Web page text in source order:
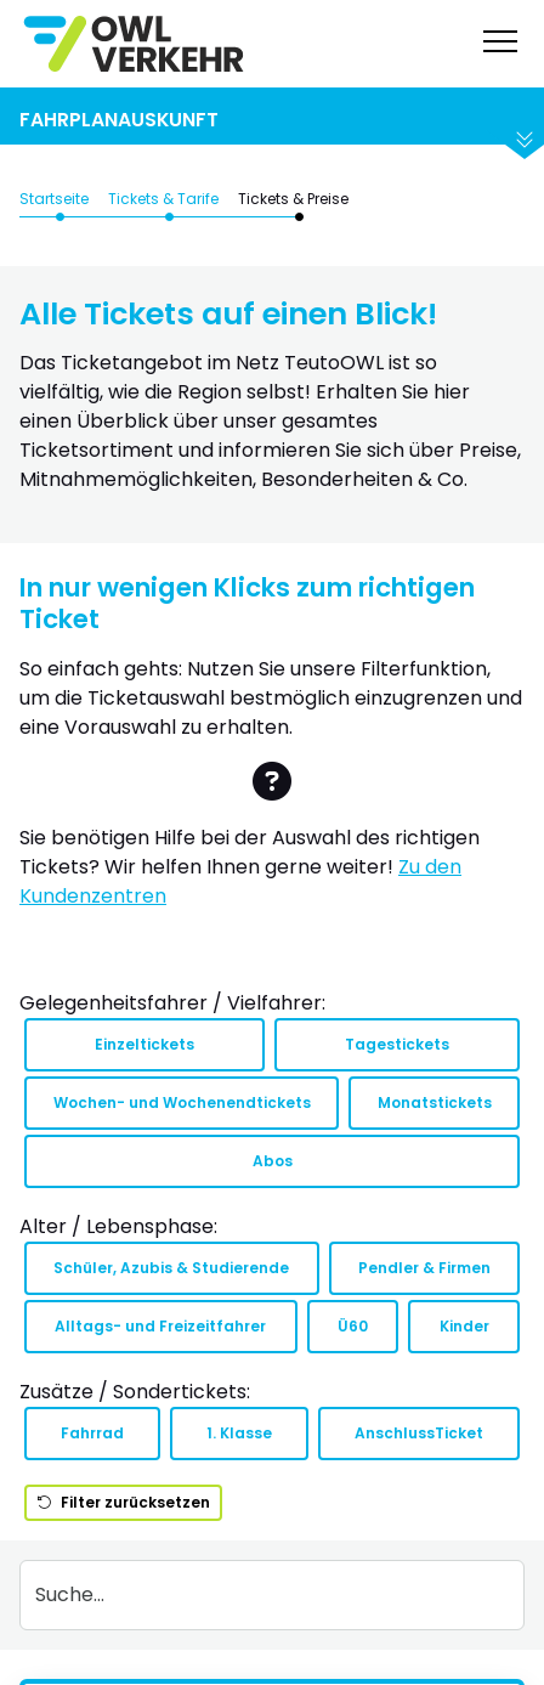
Abfahrt Ankunft
FAHRPLANAUSKUNFT
Startseite Tickets & Tarife Tickets & Preise
Alle Tickets auf einen Blick!
Das Ticketangebot im Netz TeutoOWL ist so
vielfältig, wie die Region selbst! Erhalten Sie hier
einen Überblick über unser gesamtes
Ticketsortiment und informieren Sie sich über Preise,
Mitnahmemöglichkeiten, Besonderheiten & Co.
In nur wenigen Klicks zum richtigen
Ticket
So einfach gehts: Nutzen Sie unsere Filterfunktion,
um die Ticketauswahl bestmöglich einzugrenzen und
eine Vorauswahl zu erhalten.
Sie benötigen Hilfe bei der Auswahl des richtigen
Tickets? Wir helfen Ihnen gerne weiter! Zu den
Kundenzentren
Gelegenheitsfahrer / Vielfahrer:
Einzeltickets Tagestickets
Wochen- und Wochenendtickets Monatstickets
Abos
Alter / Lebensphase:
Schüler, Azubis & Studierende Pendler & Firmen
Alltags- und Freizeitfahrer Ü60 Kinder
Zusätze / Sondertickets:
Fahrrad 1. Klasse AnschlussTicket
Filter zurücksetzen
Suche...